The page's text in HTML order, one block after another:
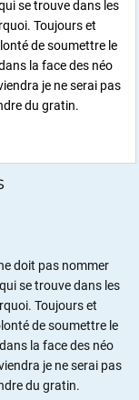
se trouve dans les
Toujours et
de soumettre le
la face des néo
je ne serai pas
du gratin.
doit pas nommer
se trouve dans les
Toujours et
de soumettre le
la face des néo
je ne serai pas
du gratin.